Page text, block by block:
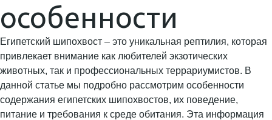
особенности
Египетский шипохвост – это уникальная рептилия, которая
привлекает внимание как любителей экзотических
животных, так и профессиональных террариумистов. В
данной статье мы подробно рассмотрим особенности
содержания египетских шипохвостов, их поведение,
питание и требования к среде обитания. Эта информация